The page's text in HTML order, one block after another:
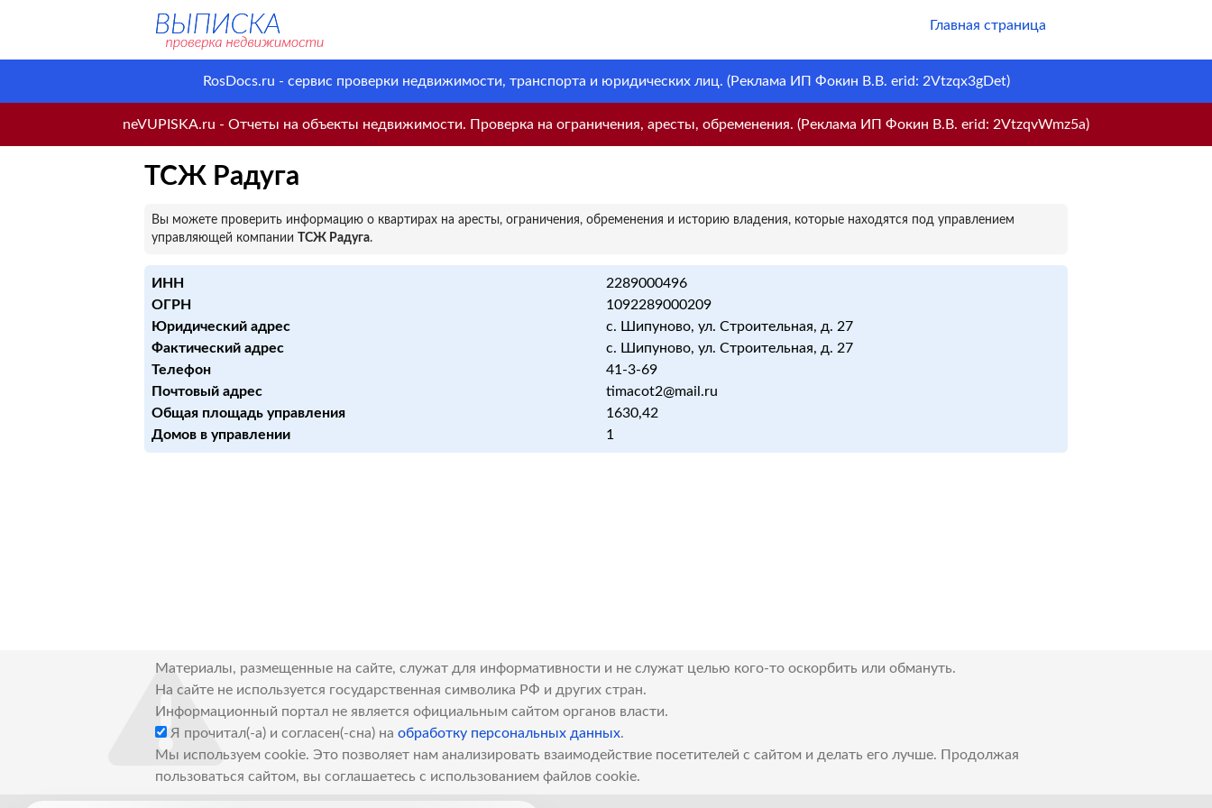
Главная страница
RosDocs.ru - сервис проверки недвижимости, транспорта и юридических лиц. (Реклама ИП Фокин В.В. erid: 2Vtzqx3gDet)
neVUPISKA.ru - Отчеты на объекты недвижимости. Проверка на ограничения, аресты, обременения. (Реклама ИП Фокин В.В. erid: 2VtzqvWmz5a)
ТСЖ Радуга
Вы можете проверить информацию о квартирах на аресты, ограничения, обременения и историю владения, которые находятся под управлением
управляющей компании
ТСЖ Радуга.
ИНН
2289000496
ОГРН
1092289000209
Юридический адрес
с. Шипуново, ул. Строительная, д. 27
Фактический адрес
с. Шипуново, ул. Строительная, д. 27
Телефон
41-3-69
Почтовый адрес
timacot2@mail.ru
Общая площадь управления
1630,42
Домов в управлении
1
Материалы, размещенные на сайте, служат для информативности и не служат целью кого-то оскорбить или обмануть.
На сайте не используется государственная символика РФ и других стран.
Информационный портал не является официальным сайтом органов власти.
Я прочитал(-а) и согласен(-сна) на обработку персональных данных.
Мы используем cookie. Это позволяет нам анализировать взаимодействие посетителей с сайтом и делать его лучше. Продолжая
пользоваться сайтом, вы соглашаетесь с использованием файлов cookie.